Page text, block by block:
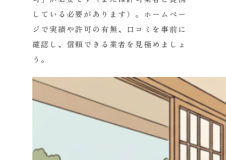
している必要があります）。ホームペー
ジで実績や許可の有無、口コミを事前に
確認し、信頼できる業者を見極めましょ
う。